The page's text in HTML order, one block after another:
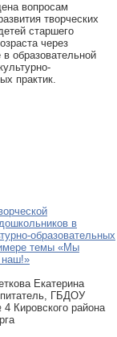
вопросам
творческих
старшего
через
в образовательной
практик.
в
образовательных
темы «Мы
наш!»
Екатерина
ГБДОУ
Кировского района